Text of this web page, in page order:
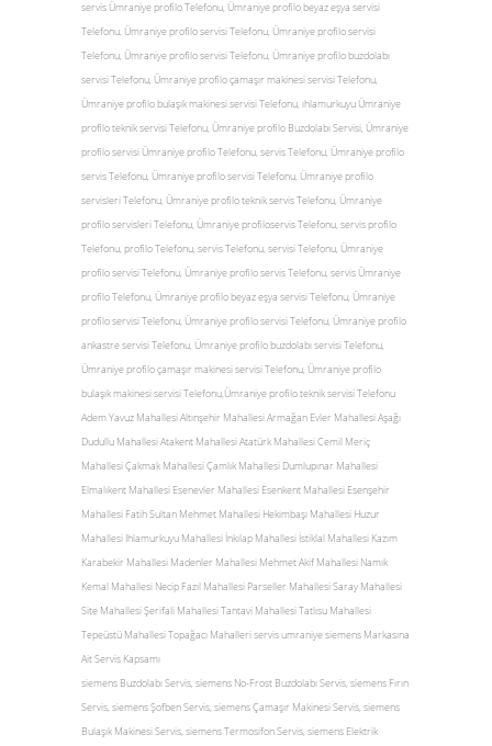
servis Ümraniye profilo Telefonu, Ümraniye profilo beyaz eşya servisi
Telefonu, Ümraniye profilo servisi Telefonu, Ümraniye profilo servisi
Telefonu, Ümraniye profilo servisi Telefonu, Ümraniye profilo buzdolabı
servisi Telefonu, Ümraniye profilo çamaşır makinesi servisi Telefonu,
Ümraniye profilo bulaşık makinesi servisi Telefonu, ıhlamurkuyu Ümraniye
profilo teknik servisi Telefonu, Ümraniye profilo Buzdolabı Servisi, Ümraniye
profilo servisi Ümraniye profilo Telefonu, servis Telefonu, Ümraniye profilo
servis Telefonu, Ümraniye profilo servisi Telefonu, Ümraniye profilo
servisleri Telefonu, Ümraniye profilo teknik servis Telefonu, Ümraniye
profilo servisleri Telefonu, Ümraniye profiloservis Telefonu, servis profilo
Telefonu, profilo Telefonu, servis Telefonu, servisi Telefonu, Ümraniye
profilo servisi Telefonu, Ümraniye profilo servis Telefonu, servis Ümraniye
profilo Telefonu, Ümraniye profilo beyaz eşya servisi Telefonu, Ümraniye
profilo servisi Telefonu, Ümraniye profilo servisi Telefonu, Ümraniye profilo
ankastre servisi Telefonu, Ümraniye profilo buzdolabı servisi Telefonu,
Ümraniye profilo çamaşır makinesi servisi Telefonu, Ümraniye profilo
bulaşık makinesi servisi Telefonu,Ümraniye profilo teknik servisi Telefonu
Adem Yavuz Mahallesi Altınşehir Mahallesi Armağan Evler Mahallesi Aşağı
Dudullu Mahallesi Atakent Mahallesi Atatürk Mahallesi Cemil Meriç
Mahallesi Çakmak Mahallesi Çamlık Mahallesi Dumlupınar Mahallesi
Elmalıkent Mahallesi Esenevler Mahallesi Esenkent Mahallesi Esenşehir
Mahallesi Fatih Sultan Mehmet Mahallesi Hekimbaşı Mahallesi Huzur
Mahallesi Ihlamurkuyu Mahallesi İnkılap Mahallesi İstiklal Mahallesi Kazım
Karabekir Mahallesi Madenler Mahallesi Mehmet Akif Mahallesi Namık
Kemal Mahallesi Necip Fazıl Mahallesi Parseller Mahallesi Saray Mahallesi
Site Mahallesi Şerifali Mahallesi Tantavi Mahallesi Tatlısu Mahallesi
Tepeüstü Mahallesi Topağacı Mahalleri servis umraniye siemens Markasına
Ait Servis Kapsamı
siemens Buzdolabı Servis, siemens No-Frost Buzdolabı Servis, siemens Fırın
Servis, siemens Şofben Servis, siemens Çamaşır Makinesi Servis, siemens
Bulaşık Makinesi Servis, siemens Termosifon Servis, siemens Elektrik